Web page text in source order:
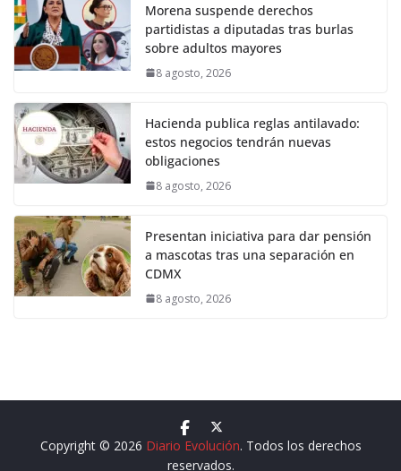
Morena suspende derechos
partidistas a diputadas tras burlas
sobre adultos mayores
8 agosto, 2026
Hacienda publica reglas antilavado:
estos negocios tendrán nuevas
obligaciones
8 agosto, 2026
Presentan iniciativa para dar pensión
a mascotas tras una separación en
CDMX
8 agosto, 2026
Copyright © 2026 Diario Evolución. Todos los derechos
reservados.